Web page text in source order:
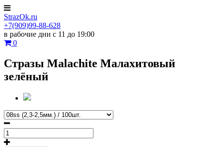
StrazOk.ru
+7(909)99-88-628
в рабочие дни с 11 до 19:00
0
Стразы Malachite Малахитовый
зелёный